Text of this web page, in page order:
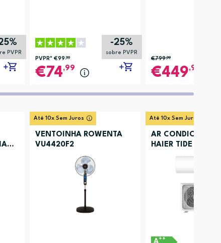
PVPR
-25%
sobre PVPR
PVPR* €99,99
74,99
€799,99
449,99
Até 10x Sem Juros
VENTOINHA ROWENTA
VU4420F2
Até 10x Sem Juros
AR
HAIER TIDE
++